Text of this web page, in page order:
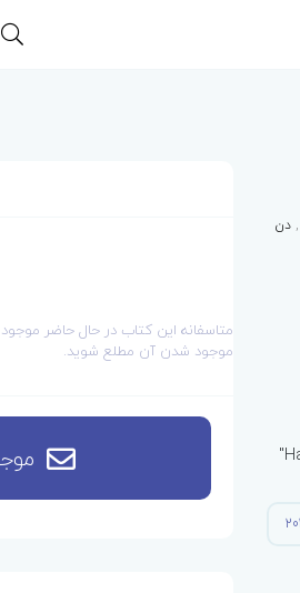
,دن
متاسفانه این کتاب در حال حاضر
موجود شدن آن مطلع شوید.